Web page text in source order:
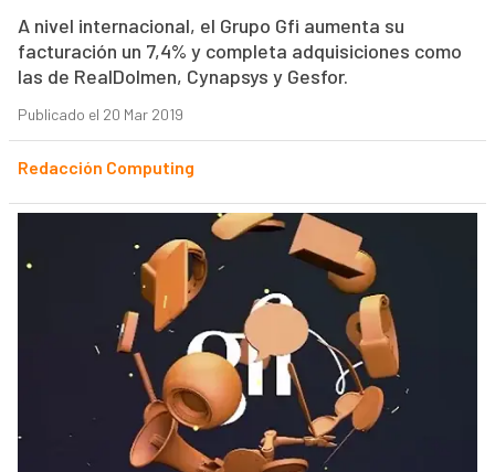
A nivel internacional, el Grupo Gfi aumenta su
facturación un 7,4% y completa adquisiciones como
las de RealDolmen, Cynapsys y Gesfor.
Publicado el 20 Mar 2019
Redacción Computing